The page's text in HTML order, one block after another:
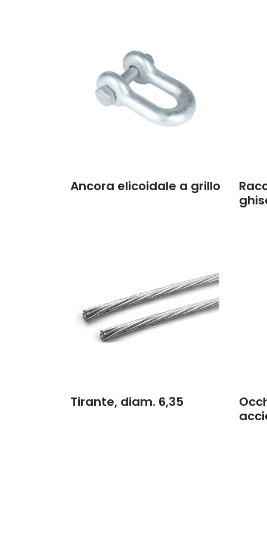
Ancora elicoidale a grillo
Tirante, diam. 6,35